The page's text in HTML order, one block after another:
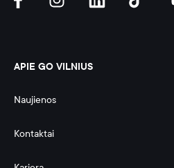
APIE GO VILNIUS
Naujienos
Kontaktai